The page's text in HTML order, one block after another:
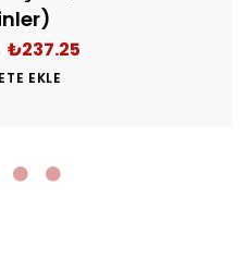
₺237.25
EKLE